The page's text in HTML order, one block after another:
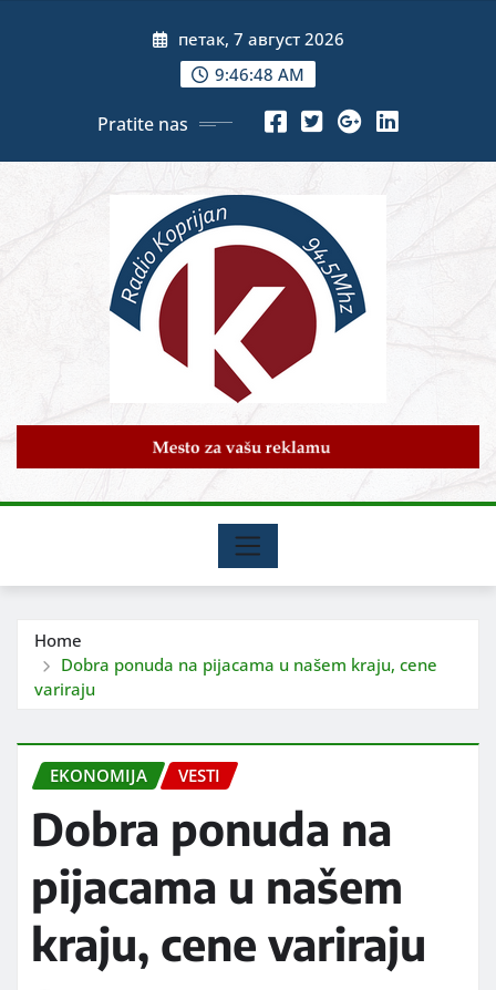
петак, 7 август 2026
9:46:49 AM
Pratite nas
Home
Dobra ponuda na pijacama u našem kraju, cene
variraju
EKONOMIJA VESTI
Dobra ponuda na
pijacama u našem
kraju, cene variraju